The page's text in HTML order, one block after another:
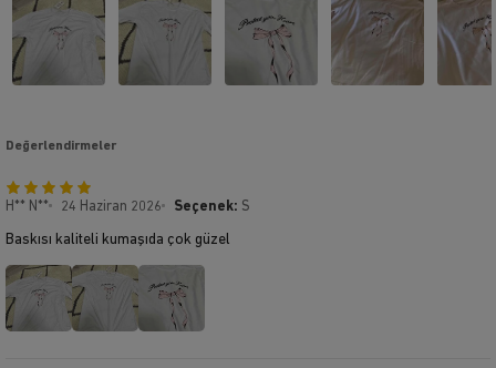
Değerlendirmeler
H** N** 24 Haziran 2026 Seçenek: S
Baskısı kaliteli kumaşıda çok güzel